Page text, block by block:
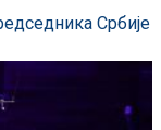
Србије